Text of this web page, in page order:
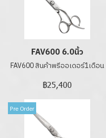
FAV600 6.0นิ้ว
FAV600 สินค้าพรีออเดอร์1เดือน
฿25,400
Pre Order